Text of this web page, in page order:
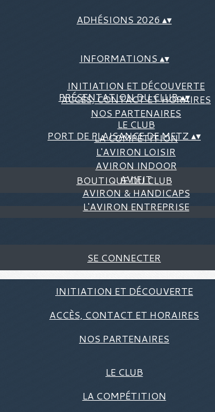
ADHÉSIONS 2026 ▴▾
INFORMATIONS ▴▾
INITIATION ET DÉCOUVERTE
ACCÈS, CONTACT ET HORAIRES
NOS PARTENAIRES
PRÉSENTATION DU CLUB▴▾
LE CLUB
LA COMPÉTITION
L'AVIRON LOISIR
AVIRON INDOOR
AVIFIT
AVIRON & HANDICAPS
L'AVIRON ENTREPRISE
PORT DE PLAISANCE DE METZ ▴▾
BOUTIQUE DU CLUB
SE CONNECTER
INITIATION ET DÉCOUVERTE
ACCÈS, CONTACT ET HORAIRES
NOS PARTENAIRES
LE CLUB
LA COMPÉTITION